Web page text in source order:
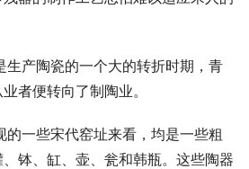
产陶瓷的一个大的转折时期，青
者便转向了制陶业。
一些宋代窑址来看，均是一些粗
钵、缸、壶、瓮和韩瓶。这些陶器